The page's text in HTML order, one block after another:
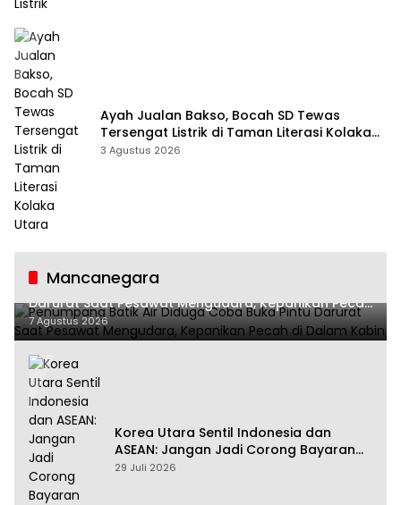
Ayah Jualan Bakso, Bocah SD Tewas
Tersengat Listrik di Taman Literasi Kolaka
Utara
3 Agustus 2026
Mancanegara
Penumpang Batik Air Diduga Coba Buka Pintu
Darurat Saat Pesawat Mengudara, Kepanikan Pecah
di Dalam Kabin
7 Agustus 2026
Korea Utara Sentil Indonesia dan
ASEAN: Jangan Jadi Corong Bayaran
Amerika Serikat
29 Juli 2026